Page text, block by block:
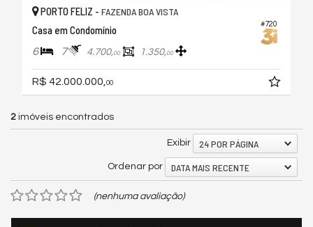
#720
PORTO FELIZ - FAZENDA BOA VISTA
Casa em Condomínio
6 7 4.700,00 1.350,00
R$ 42.000.000,00
2 imóveis encontrados
Exibir 24 POR PÁGINA
Ordenar por DATA MAIS RECENTE
(nenhuma avaliação)